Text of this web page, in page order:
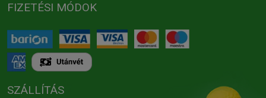
FIZETÉSI MÓDOK
SZÁLLÍTÁS